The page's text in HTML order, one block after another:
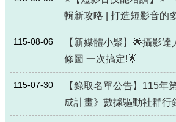
輯新攻略 | 打造短影音的
115-08-06
【新媒體小聚】🌟攝影達
修圖 一次搞定!🌟
115-07-30
【錄取名單公告】115年
成計畫》數據驅動社群行